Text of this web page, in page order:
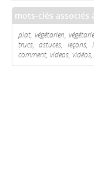
mots-clés associés
plat, végétarien,
trucs, astuces, leçons,
comment, videos,